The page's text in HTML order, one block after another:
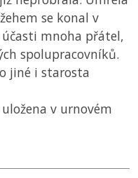
se konal v
mnoha přátel,
spolupracovníků.
jiné i starosta
v urnovém